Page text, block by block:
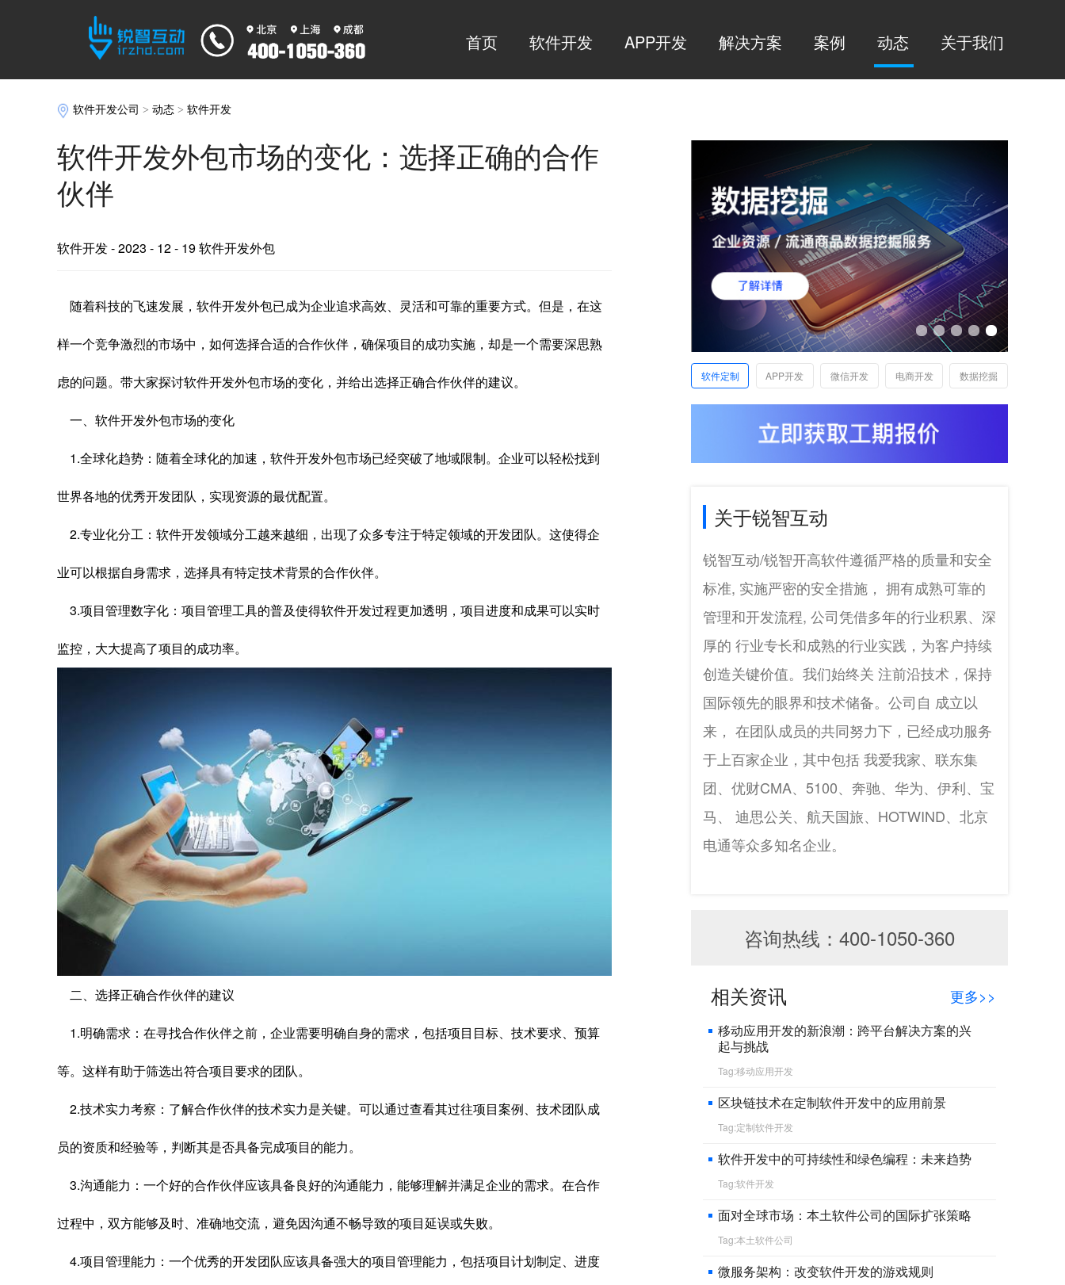
首页 软件开发 APP开发 解决方案 案例 动态 关于我们
软件开发公司 >动态 >软件开发
软件开发外包市场的变化：选择正确的合作
伙伴
软件开发- 2023 - 12 - 19 软件开发外包
随着科技的飞速发展，软件开发外包已成为企业追求高效、灵活和可靠的重要方式。但是，在这
样一个竞争激烈的市场中，如何选择合适的合作伙伴，确保项目的成功实施，却是一个需要深思熟
虑的问题。带大家探讨软件开发外包市场的变化，并给出选择正确合作伙伴的建议。
一、软件开发外包市场的变化
1.全球化趋势：随着全球化的加速，软件开发外包市场已经突破了地域限制。企业可以轻松找到
世界各地的优秀开发团队，实现资源的最优配置。
2.专业化分工：软件开发领域分工越来越细，出现了众多专注于特定领域的开发团队。这使得企
业可以根据自身需求，选择具有特定技术背景的合作伙伴。
3.项目管理数字化：项目管理工具的普及使得软件开发过程更加透明，项目进度和成果可以实时
监控，大大提高了项目的成功率。
二、选择正确合作伙伴的建议
1.明确需求：在寻找合作伙伴之前，企业需要明确自身的需求，包括项目目标、技术要求、预算
等。这样有助于筛选出符合项目要求的团队。
2.技术实力考察：了解合作伙伴的技术实力是关键。可以通过查看其过往项目案例、技术团队成
员的资质和经验等，判断其是否具备完成项目的能力。
3.沟通能力：一个好的合作伙伴应该具备良好的沟通能力，能够理解并满足企业的需求。在合作
过程中，双方能够及时、准确地交流，避免因沟通不畅导致的项目延误或失败。
4.项目管理能力：一个优秀的开发团队应该具备强大的项目管理能力，包括项目计划制定、进度
软件定制 APP开发 微信开发 电商开发 数据挖掘
关于锐智互动
锐智互动/锐智开高软件遵循严格的质量和安全
标准, 实施严密的安全措施， 拥有成熟可靠的
管理和开发流程, 公司凭借多年的行业积累、深
厚的 行业专长和成熟的行业实践，为客户持续
创造关键价值。我们始终关 注前沿技术，保持
国际领先的眼界和技术储备。公司自 成立以
来， 在团队成员的共同努力下，已经成功服务
于上百家企业，其中包括 我爱我家、联东集
团、优财CMA、5100、奔驰、华为、伊利、宝
马、 迪思公关、航天国旅、HOTWIND、北京
电通等众多知名企业。
咨询热线：400-1050-360
相关资讯 更多>>
移动应用开发的新浪潮：跨平台解决方案的兴
起与挑战
Tag:移动应用开发
区块链技术在定制软件开发中的应用前景
Tag:定制软件开发
软件开发中的可持续性和绿色编程：未来趋势
Tag:软件开发
面对全球市场：本土软件公司的国际扩张策略
Tag:本土软件公司
微服务架构：改变软件开发的游戏规则